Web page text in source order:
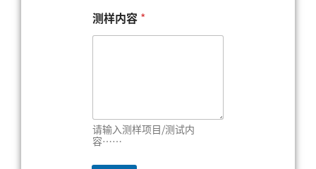
测样内容 *
请输入测样项目/测试内
容……